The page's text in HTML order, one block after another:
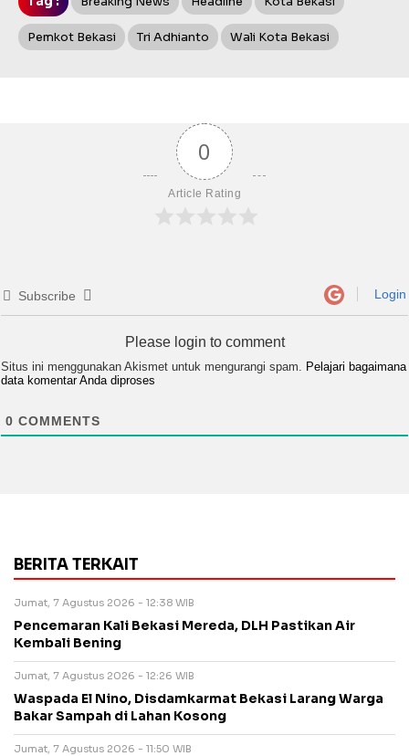
Pemkot Bekasi Tri Adhianto Wali Kota Bekasi
0
Article Rating
Subscribe Login
Please login to comment
Situs ini menggunakan Akismet untuk mengurangi spam.
Pelajari bagaimana
data komentar Anda diproses
0 COMMENTS
BERITA TERKAIT
Jumat, 7 Agustus 2026 - 12:38 WIB
Pencemaran Kali Bekasi Mereda, DLH Pastikan Air
Kembali Bening
Jumat, 7 Agustus 2026 - 12:26 WIB
Waspada El Nino, Disdamkarmat Bekasi Larang Warga
Bakar Sampah di Lahan Kosong
Jumat, 7 Agustus 2026 - 11:50 WIB